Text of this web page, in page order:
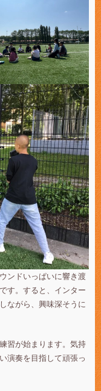
ンドいっぱいに響き渡
す。すると、インター
ながら、興味深そうに
習が始まります。気持
演奏を目指して頑張っ